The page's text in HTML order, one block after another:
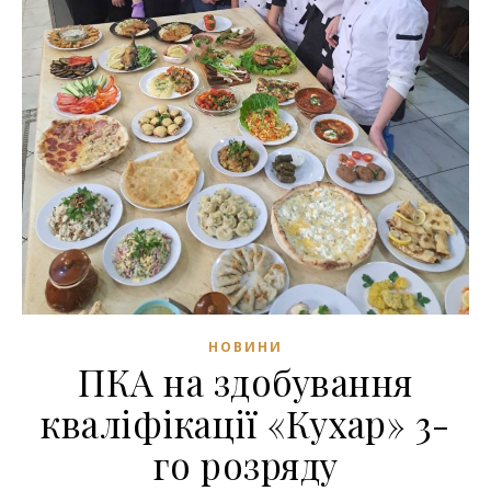
НОВИНИ
ПКА на здобування
кваліфікації «Кухар» 3-
го розряду